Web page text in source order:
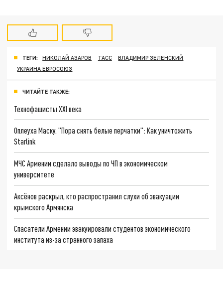
ТЕГИ: НИКОЛАЙ АЗАРОВ ТАСС
ВЛАДИМИР ЗЕЛЕНСКИЙ
УКРАИНА ЕВРОСОЮЗ
ЧИТАЙТЕ ТАКЖЕ:
Технофашисты XXI века
Оплеуха Маску. "Пора снять белые перчатки": Как уничтожить
Starlink
МЧС Армении сделало выводы по ЧП в экономическом
университете
Аксёнов раскрыл, кто распространил слухи об эвакуации
крымского Армянска
Спасатели Армении эвакуировали студентов экономического
института из-за странного запаха